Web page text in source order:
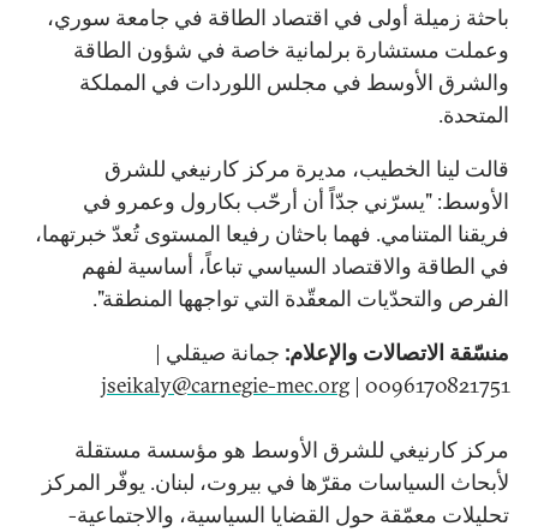
باحثة زميلة أولى في اقتصاد الطاقة في جامعة سوري،
وعملت مستشارة برلمانية خاصة في شؤون الطاقة
والشرق الأوسط في مجلس اللوردات في المملكة
المتحدة.
قالت لينا الخطيب، مديرة مركز كارنيغي للشرق
الأوسط: "يسرّني جدّاً أن أرحّب بكارول وعمرو في
فريقنا المتنامي. فهما باحثان رفيعا المستوى تُعدّ خبرتهما،
في الطاقة والاقتصاد السياسي تباعاً، أساسية لفهم
الفرص والتحدّيات المعقّدة التي تواجهها المنطقة".
منسّقة الاتصالات والإعلام: جمانة صيقلي |
0096170821751 |
jseikaly@carnegie-mec.org
مركز كارنيغي للشرق الأوسط هو مؤسسة مستقلة
لأبحاث السياسات مقرّها في بيروت، لبنان. يوفّر المركز
تحليلات معمّقة حول القضايا السياسية، والاجتماعية-